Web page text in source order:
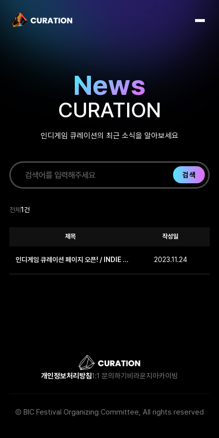
News
CURATION
인디게임 큐레이션의 최근 소식을 알아보세요
검색
전체 1건
제목 작성일
인디게임 큐레이션 페이지 오픈! / INDIE GAME CURATION PAGE OPEN! 2023.11.24
개인정보처리방침1:1 문의하기 비라운지 아카이빙
Ⓒ BIC Festival Organizing Committee, All rights reserved